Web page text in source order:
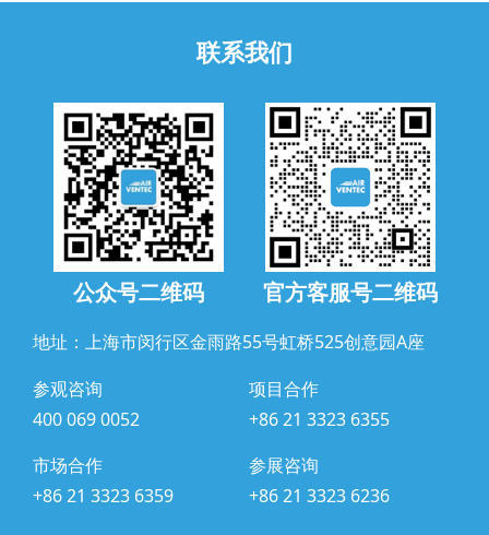
联系我们
公众号二维码 官方客服号二维码
地址：上海市闵行区金雨路55号虹桥525创意园A座
参观咨询
400 069 0052
项目合作
+86 21 3323 6355
市场合作
+86 21 3323 6359
参展咨询
+86 21 3323 6236